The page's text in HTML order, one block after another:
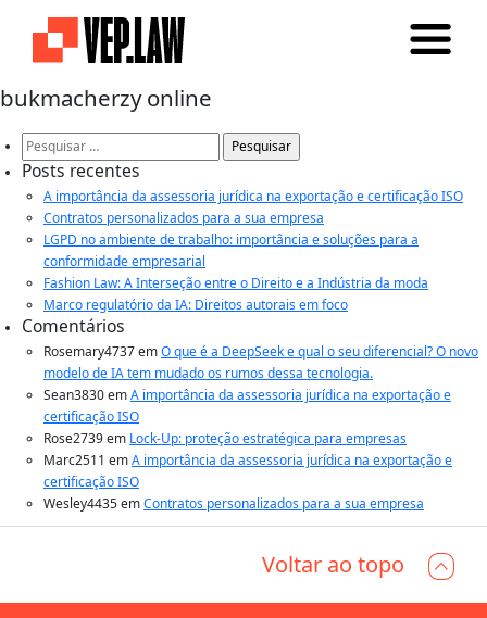
bukmacherzy online
Pesquisar
por:
Posts recentes
A importância da assessoria jurídica na exportação e certificação ISO
Contratos personalizados para a sua empresa
LGPD no ambiente de trabalho: importância e soluções para a
conformidade empresarial
Fashion Law: A Interseção entre o Direito e a Indústria da moda
Marco regulatório da IA: Direitos autorais em foco
Comentários
Rosemary4737emO que é a DeepSeek e qual o seu diferencial? O novo
modelo de IA tem mudado os rumos dessa tecnologia.
Sean3830emA importância da assessoria jurídica na exportação e
certificação ISO
Rose2739em Lock-Up: proteção estratégica para empresas
Marc2511 emA importância da assessoria jurídica na exportação e
certificação ISO
Wesley4435emContratos personalizados para a sua empresa
Voltar ao topo